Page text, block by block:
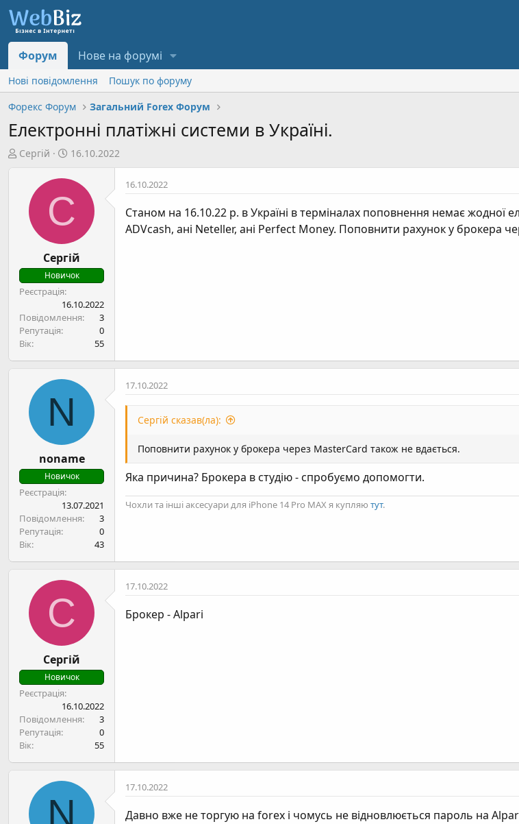
Форум Нове на форумі
Нові повідомлення
Пошук по форуму
Форекс Форум
Загальний Forex Форум
Електронні платіжні системи в Україні.
А
и
Сергій
Д
т
а
т
в
о
р
е
н
я
16.10.2022
С
Сергій
Новичок
Реєстрація
16.10.2022
Повідомлення
3
Репутація
0
Вік
55
16.10.2022
Станом на 16.10.22 р. в Україні в терміналах поповнення немає жодної
ADVcash, ані Neteller, ані Perfect Money. Поповнити рахунок у брокера
N
noname
Новичок
Реєстрація
13.07.2021
Повідомлення
3
Репутація
0
Вік
43
17.10.2022
Сергій сказав(ла):
Поповнити рахунок у брокера через MasterCard також не вдається.
Яка причина? Брокера в студію - спробуємо допомогти.
Чохли та інші аксесуари для iPhone 14 Pro MAX я купляю тут.
С
Сергій
Новичок
Реєстрація
16.10.2022
Повідомлення
3
Репутація
0
Вік
55
17.10.2022
Брокер - Alpari
N
17.10.2022
Давно вже не торгую на forex і чомусь не відновлюється пароль на